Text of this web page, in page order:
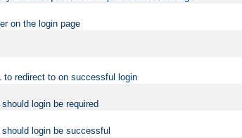
on the login page
to redirect to on successful login
login be required
login be successful